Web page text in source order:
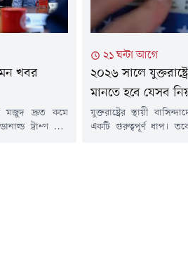
খবর
মজুদ দ্রুত কমে
ট্রাম্প তীব্র
২১ ঘন্টা আগে
২০২৬ সালে
মানতে হবে যেসব
যুক্তরাষ্ট্রের স্থায়ী
একটি গুরুত্বপূর্ণ ধাপ।